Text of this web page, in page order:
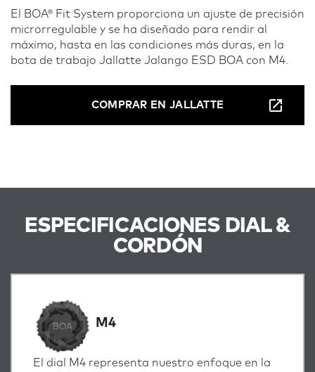
El BOA® Fit System proporciona un ajuste de precisión
microrregulable y se ha diseñado para rendir al
máximo, hasta en las condiciones más duras, en la
bota de trabajo Jallatte Jalango ESD BOA con M4.
COMPRAR EN JALLATTE
ESPECIFICACIONES DIAL &
CORDÓN
M4
El dial M4 representa nuestro enfoque en la